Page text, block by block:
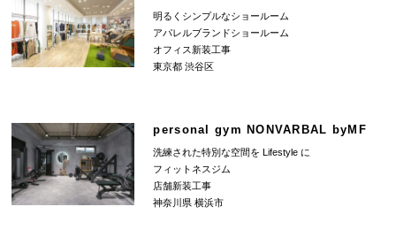
明るくシンプルなショールーム
アパレルブランドショールーム
オフィス新装工事
東京都 渋谷区
personal gym NONVARBAL byMF
洗練された特別な空間を Lifestyle に
フィットネスジム
店舗新装工事
神奈川県 横浜市